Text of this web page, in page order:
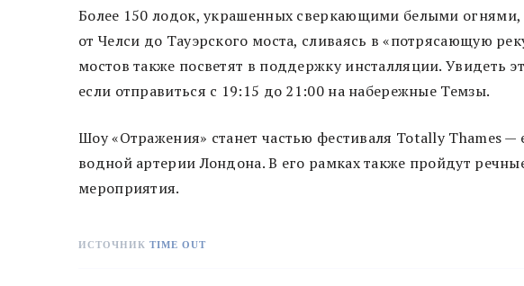
Более 150 лодок, украшенных сверкающими белыми
от Челси до Тауэрского моста, сливаясь в «потрясающую
мостов также посветят в поддержку инсталляции. Увидеть
если отправиться с 19:15 до 21:00 на набережные Темзы.
Шоу «Отражения» станет частью фестиваля Totally Thames
водной артерии Лондона. В его рамках также пройдут
мероприятия.
ИСТОЧНИК TIME OUT